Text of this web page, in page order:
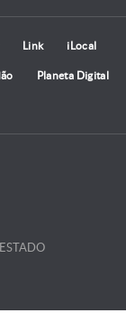
Link iLocal
Planeta Digital